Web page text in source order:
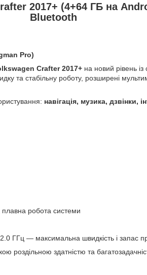
2017+ (4+64 ГБ на
Bluetooth
Pro)
Crafter 2017+ на новий рівень
та стабільну роботу, розширені
навігація, музика, дзвінки,
робота системи
ГГц — максимальна швидкість і запас
роздільною здатністю та